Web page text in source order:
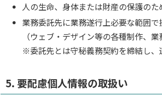
人の生命、身体または財産の保護の
業務委託先に業務遂行上必要な範囲
（ウェブ・デザイン等の各種制作、業
※委託先とは守秘義務契約を締結し、
5. 要配慮個人情報の取扱い